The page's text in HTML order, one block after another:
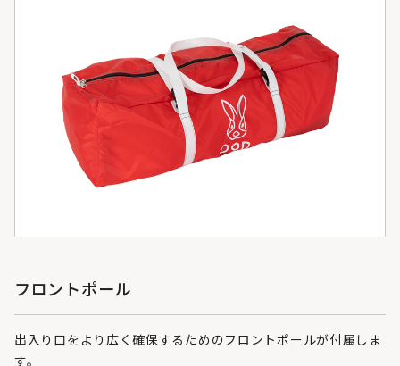
フロントポール
出入り口をより広く確保するためのフロントポールが付属しま
す。